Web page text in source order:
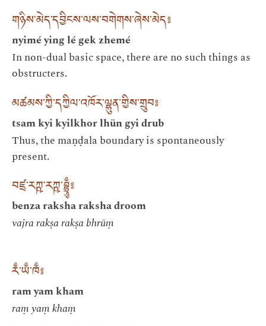
གཉིས་མེད་དབྱིངས་ལས་བགེགས་ཞེས་མེད༔
nyimé ying lé gek zhemé
In non-dual basic space, there are no such things as
obstructers.
མཚམས་ཀྱི་དཀྱིལ་འཁོར་ལྷུན་གྱིས་གྲུབ༔
tsam kyi kyilkhor lhün gyi drub
Thus, the maṇḍala boundary is spontaneously
present.
བཛྲ་རཀྵ་རཀྵ་བྷྲཱུྃ༔
benza raksha raksha droom
vajra rakṣa rakṣa bhrūṃ
རྃ་ཡྃ་ཁྃ༔
ram yam kham
raṃ yaṃ khaṃ